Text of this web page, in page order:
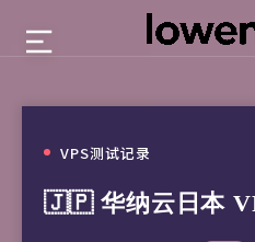
VPS测试记录
🇯🇵 华纳云日本